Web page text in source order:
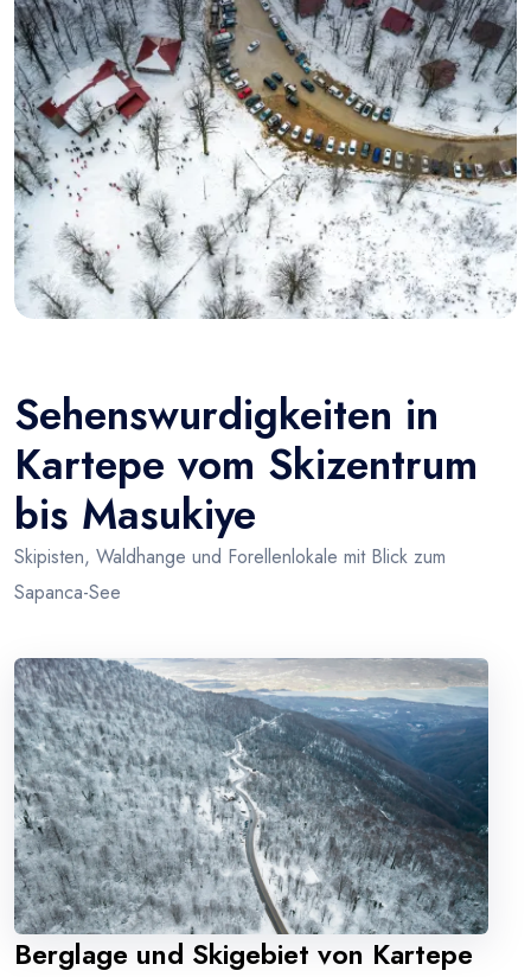
Sehenswurdigkeiten in
Kartepe vom Skizentrum
bis Masukiye
Skipisten, Waldhange und Forellenlokale mit Blick zum
Sapanca-See
Berglage und Skigebiet von Kartepe